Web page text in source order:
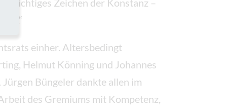
wichtiges Zeichen der Konstanz –
einher. Altersbedingt
Helmut Könning und Johannes
Büngeler dankte allen im
des Gremiums mit Kompetenz,